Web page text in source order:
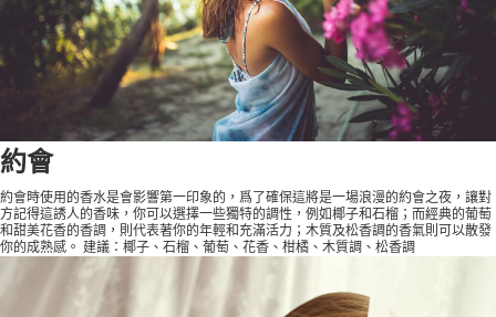
約會
約會時使用的香水是會影響第一印象的，爲了確保這將是一場浪漫的約會之夜，讓對
方記得這誘人的香味，你可以選擇一些獨特的調性，例如椰子和石榴；而經典的葡萄
和甜美花香的香調，則代表著你的年輕和充滿活力；木質及松香調的香氣則可以散發
你的成熟感。 建議：椰子、石榴、葡萄、花香、柑橘、木質調、松香調